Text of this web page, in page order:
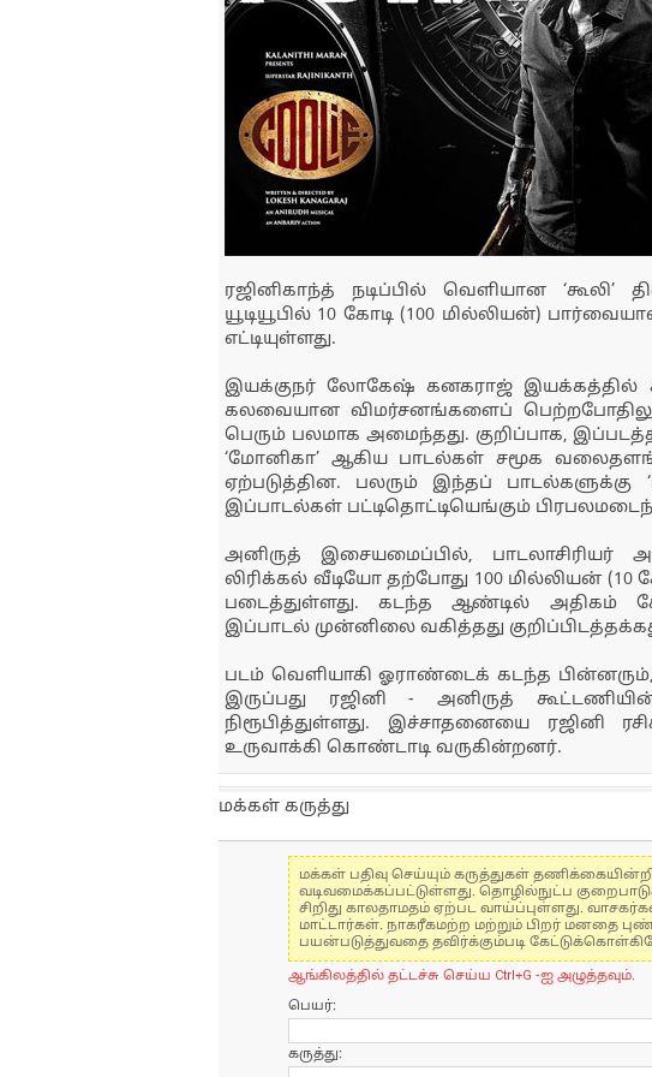
ரஜினிகாந்த் நடிப்பில் வெளியான ‘கூலி’
யூடியூபில் 10 கோடி (100 மில்லியன்)
எட்டியுள்ளது.
இயக்குநர் லோகேஷ் கனகராஜ் இயக்கத்தில்
கலவையான விமர்சனங்களைப்
பெரும் பலமாக அமைந்தது. குறிப்பாக,
‘மோனிகா’ ஆகிய பாடல்கள் சமூக
ஏற்படுத்தின. பலரும் இந்தப் பாடல்களுக்கு
இப்பாடல்கள் பட்டிதொட்டியெங்கும்
அனிருத் இசையமைப்பில், பாடலாசிரியர்
லிரிக்கல் வீடியோ தற்போது 100 மில்லியன்
படைத்துள்ளது. கடந்த ஆண்டில் அதிகம்
இப்பாடல் முன்னிலை வகித்தது
படம் வெளியாகி ஓராண்டைக் கடந்த
இருப்பது ரஜினி - அனிருத்
நிரூபித்துள்ளது. இச்சாதனையை ரஜினி
உருவாக்கி கொண்டாடி வருகின்றனர்.
மக்கள் கருத்து
மக்கள் பதிவு செய்யும் கருத்துகள்
வடிவமைக்கப்பட்டுள்ளது. தொழில்நுட்ப
சிறிது காலதாமதம் ஏற்பட வாய்ப்புள்ளது.
மாட்டார்கள். நாகரீகமற்ற மற்றும் பிறர் மனதை
பயன்படுத்துவதை தவிர்க்கும்படி
ஆங்கிலத்தில் தட்டச்சு செய்ய Ctrl+G -ஐ அழுத்தவும்.
பெயர்:
கருத்து: